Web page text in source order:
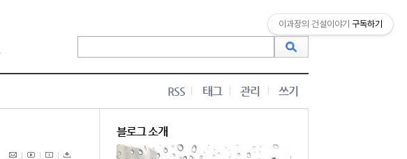
RSS 태그 관리 쓰기
블로그 소개
이과장의 건설이야기 구독하기